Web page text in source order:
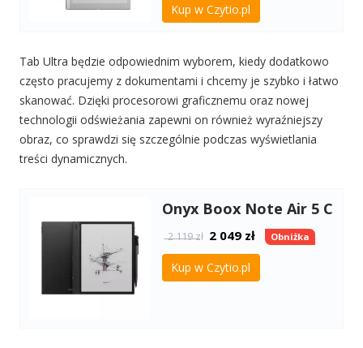
Kup w Czytio.pl
Tab Ultra będzie odpowiednim wyborem, kiedy dodatkowo
często pracujemy z dokumentami i chcemy je szybko i łatwo
skanować. Dzięki procesorowi graficznemu oraz nowej
technologii odświeżania zapewni on również wyraźniejszy
obraz, co sprawdzi się szczególnie podczas wyświetlania
treści dynamicznych.
Onyx Boox Note Air 5 C
2 119 zł 2 049zł Obniżka
Kup w Czytio.pl